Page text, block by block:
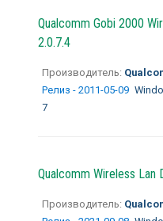
Qualcomm Gobi 2000
2.0.7.4
Производитель:
Релиз - 2011-05-09
7
Qualcomm Wireless Lan
Производитель: